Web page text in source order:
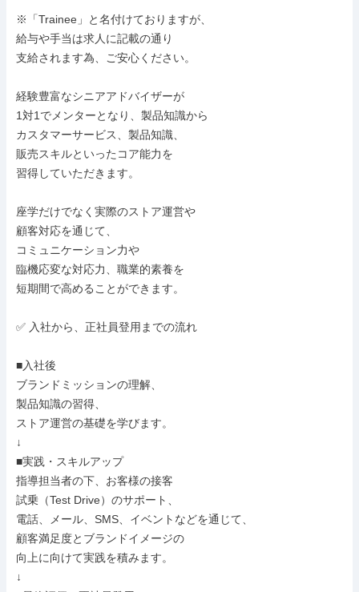
※「Trainee」と名付けておりますが、
給与や手当は求人に記載の通り
支給されます為、ご安心ください。
経験豊富なシニアアドバイザーが
1対1でメンターとなり、製品知識から
カスタマーサービス、製品知識、
販売スキルといったコア能力を
習得していただきます。
座学だけでなく実際のストア運営や
顧客対応を通じて、
コミュニケーション力や
臨機応変な対応力、職業的素養を
短期間で高めることができます。
✅ 入社から、正社員登用までの流れ
■入社後
ブランドミッションの理解、
製品知識の習得、
ストア運営の基礎を学びます。
↓
■実践・スキルアップ
指導担当者の下、お客様の接客
試乗（Test Drive）のサポート、
電話、メール、SMS、イベントなどを通じて、
顧客満足度とブランドイメージの
向上に向けて実践を積みます。
↓